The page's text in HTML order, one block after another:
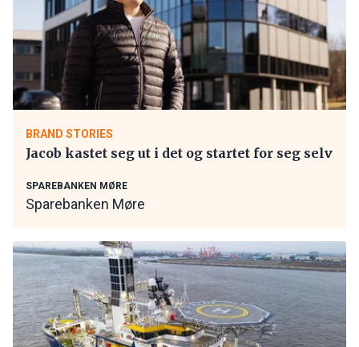
BRAND STORIES
Jacob kastet seg ut i det og startet for seg selv
SPAREBANKEN MØRE
Sparebanken Møre